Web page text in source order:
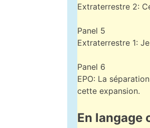
Extraterrestre 2:
Panel 5
Extraterrestre 1:
Panel 6
EPO: La
cette expansion.
En langage